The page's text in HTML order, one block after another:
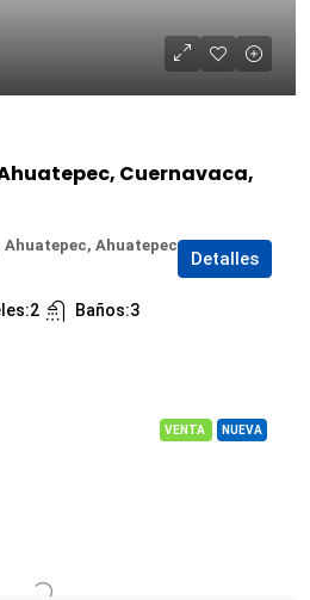
Cuernavaca,
Ahuatepec,
2 Baños:3
Detalles
VENTA NUEVA